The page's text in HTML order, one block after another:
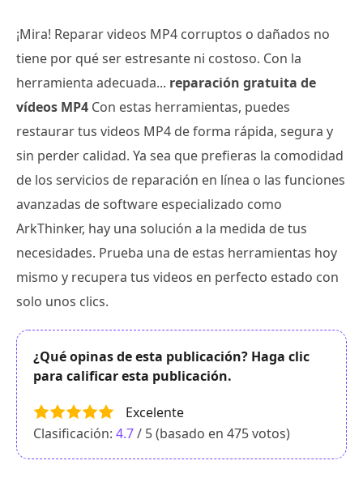
¡Mira! Reparar videos MP4 corruptos o dañados no
tiene por qué ser estresante ni costoso. Con la
herramienta adecuada... reparación gratuita de
vídeos MP4 Con estas herramientas, puedes
restaurar tus videos MP4 de forma rápida, segura y
sin perder calidad. Ya sea que prefieras la comodidad
de los servicios de reparación en línea o las funciones
avanzadas de software especializado como
ArkThinker, hay una solución a la medida de tus
necesidades. Prueba una de estas herramientas hoy
mismo y recupera tus videos en perfecto estado con
solo unos clics.
¿Qué opinas de esta publicación? Haga clic
para calificar esta publicación.
Excelente
Clasificación: 4.7/ 5 (basado en 475votos)